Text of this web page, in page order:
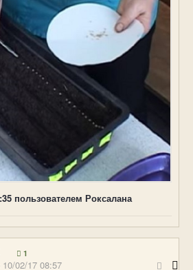
пользователем Роксалана
1
10/02/17 08:57